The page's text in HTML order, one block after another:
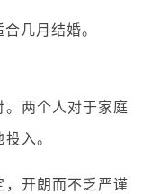
几月结婚。
两个人对于家庭
入。
开朗而不乏严谨